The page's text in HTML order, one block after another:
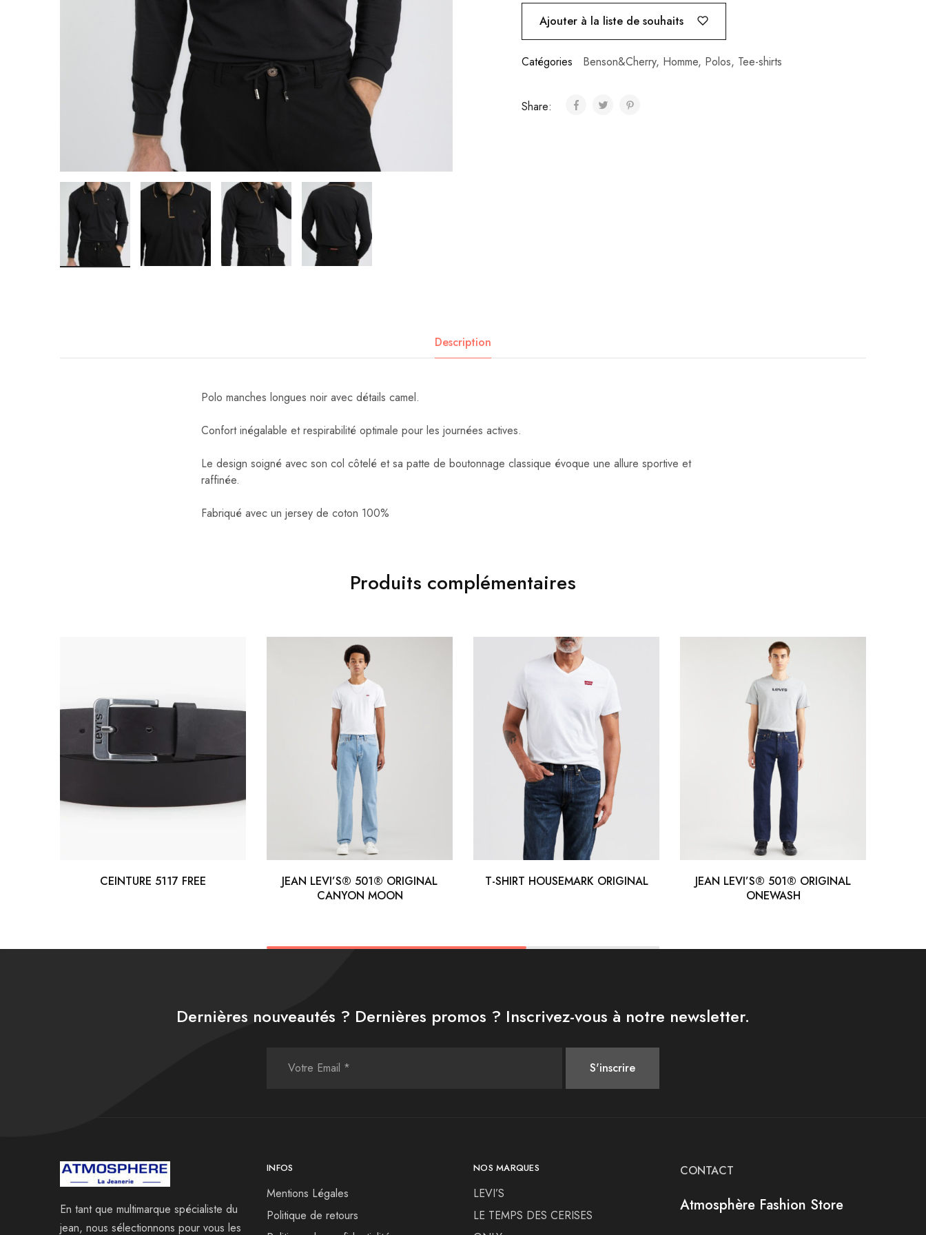
Ajouter à la liste de souhaits
Catégories Benson&Cherry, Homme, Polos, Tee-shirts
Share:
Description
Polo manches longues noir avec détails camel.
Confort inégalable et respirabilité optimale pour les journées actives.
Le design soigné avec son col côtelé et sa patte de boutonnage classique évoque une allure sportive et
raffinée.
Fabriqué avec un jersey de coton 100%
Produits complémentaires
CEINTURE 5117 FREE
JEAN LEVI’S® 501® ORIGINAL
CANYON MOON
T-SHIRT HOUSEMARK ORIGINAL
JEAN LEVI’S® 501® ORIGINAL
ONEWASH
Dernières nouveautés ? Dernières promos ? Inscrivez-vous à notre newsletter.
En tant que multimarque spécialiste du
jean, nous sélectionnons pour vous les
INFOS
Mentions Légales
Politique de retours
NOS MARQUES
LEVI’S
LE TEMPS DES CERISES
CONTACT
Atmosphère Fashion Store